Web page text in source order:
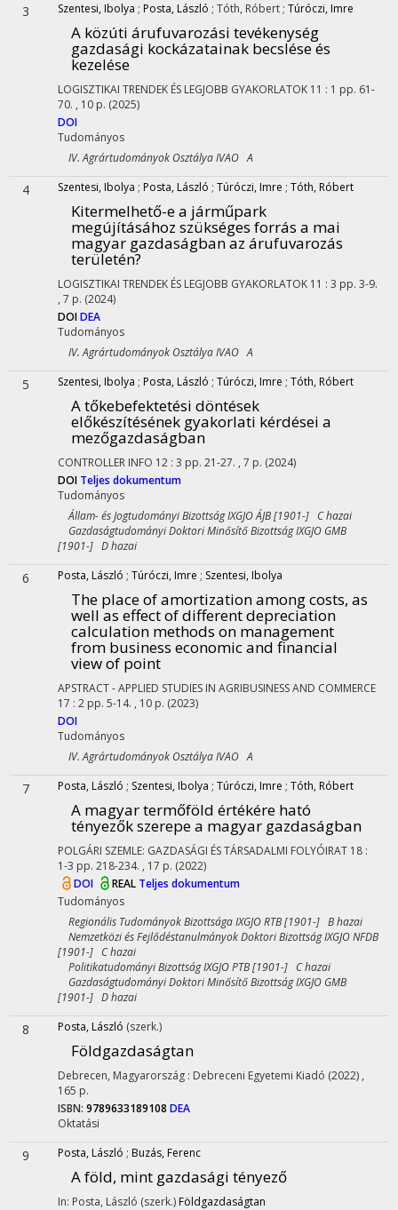
3 Szentesi, Ibolya ; Posta, László ; Tóth, Róbert ; Túróczi, Imre
A közúti árufuvarozási tevékenység
gazdasági kockázatainak becslése és
kezelése
LOGISZTIKAI TRENDEK ÉS LEGJOBB GYAKORLATOK 11 : 1 pp. 61-
70. , 10 p. (2025)
DOI
Tudományos
IV. Agrártudományok Osztálya IVAO A
4 Szentesi, Ibolya ; Posta, László ; Túróczi, Imre ; Tóth, Róbert
Kitermelhető-e a járműpark
megújításához szükséges forrás a mai
magyar gazdaságban az árufuvarozás
területén?
LOGISZTIKAI TRENDEK ÉS LEGJOBB GYAKORLATOK 11 : 3 pp. 3-9.
, 7 p. (2024)
DOIDEA
Tudományos
IV. Agrártudományok Osztálya IVAO A
5 Szentesi, Ibolya ; Posta, László ; Túróczi, Imre ; Tóth, Róbert
A tőkebefektetési döntések
előkészítésének gyakorlati kérdései a
mezőgazdaságban
CONTROLLER INFO 12 : 3 pp. 21-27. , 7 p. (2024)
DOI Teljes dokumentum
Tudományos
Állam- és Jogtudományi Bizottság IXGJO ÁJB [1901-] C hazai
Gazdaságtudományi Doktori Minősítő Bizottság IXGJO GMB
[1901-] D hazai
6 Posta, László ; Túróczi, Imre ; Szentesi, Ibolya
The place of amortization among costs, as
well as effect of different depreciation
calculation methods on management
from business economic and financial
view of point
APSTRACT - APPLIED STUDIES IN AGRIBUSINESS AND COMMERCE
17 : 2 pp. 5-14. , 10 p. (2023)
DOI
Tudományos
IV. Agrártudományok Osztálya IVAO A
7 Posta, László ; Szentesi, Ibolya ; Túróczi, Imre ; Tóth, Róbert
A magyar termőföld értékére ható
tényezők szerepe a magyar gazdaságban
POLGÁRI SZEMLE: GAZDASÁGI ÉS TÁRSADALMI FOLYÓIRAT 18 :
1-3 pp. 218-234. , 17 p. (2022)
DOI
REAL Teljes dokumentum
Tudományos
Regionális Tudományok Bizottsága IXGJO RTB [1901-] B hazai
Nemzetközi és Fejlődéstanulmányok Doktori Bizottság IXGJO NFDB
[1901-] C hazai
Politikatudományi Bizottság IXGJO PTB [1901-] C hazai
Gazdaságtudományi Doktori Minősítő Bizottság IXGJO GMB
[1901-] D hazai
8 Posta, László (szerk.)
Földgazdaságtan
Debrecen, Magyarország : Debreceni Egyetemi Kiadó (2022) ,
165 p.
ISBN: 9789633189108 DEA
Oktatási
9 Posta, László ; Buzás, Ferenc
A föld, mint gazdasági tényező
In: Posta, László (szerk.) Földgazdaságtan